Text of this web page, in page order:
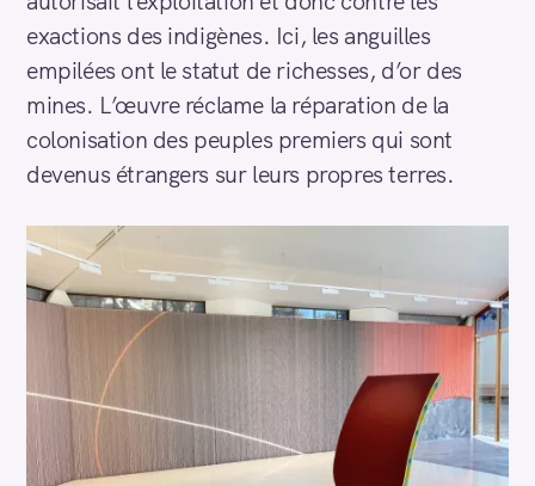
exactions des indigènes. Ici, les anguilles
empilées ont le statut de richesses, d’or des
mines. L’œuvre réclame la réparation de la
colonisation des peuples premiers qui sont
devenus étrangers sur leurs propres terres.